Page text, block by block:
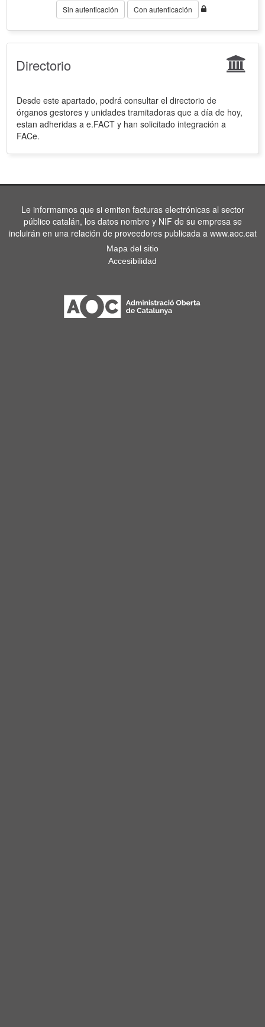
Sin autenticación Con autenticación
Directorio
Desde este apartado, podrá consultar el directorio de
órganos gestores y unidades tramitadoras que a día de hoy,
estan adheridas a e.FACT y han solicitado integración a
FACe.
Le informamos que si emiten facturas electrónicas al sector
público catalán, los datos nombre y NIF de su empresa se
incluirán en una relación de proveedores publicada a www.aoc.cat
Mapa del sitio
Accesibilidad